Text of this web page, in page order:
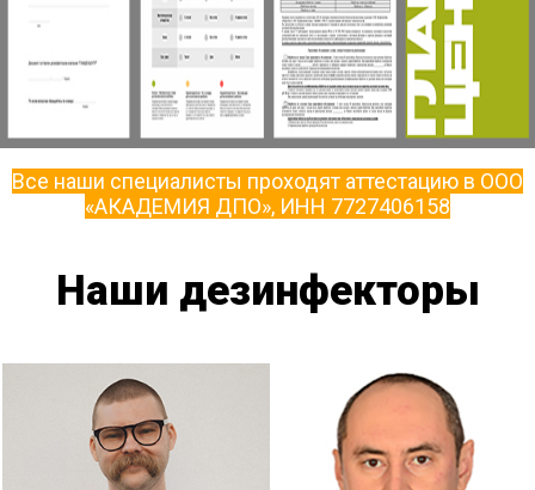
Все наши специалисты проходят аттестацию в ООО
«АКАДЕМИЯ ДПО», ИНН 7727406158
Наши дезинфекторы